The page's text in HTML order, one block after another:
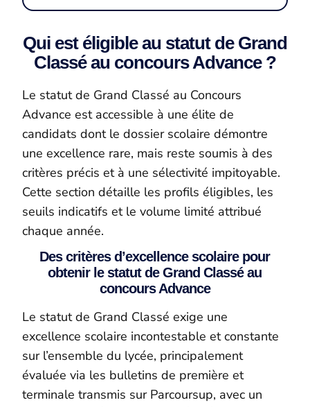
Qui est éligible au statut de Grand
Classé au concours Advance ?
Le statut de Grand Classé au Concours
Advance est accessible à une élite de
candidats dont le dossier scolaire démontre
une excellence rare, mais reste soumis à des
critères précis et à une sélectivité impitoyable.
Cette section détaille les profils éligibles, les
seuils indicatifs et le volume limité attribué
chaque année.
Des critères d’excellence scolaire pour
obtenir le statut de Grand Classé au
concours Advance
Le statut de Grand Classé exige une
excellence scolaire incontestable et constante
sur l’ensemble du lycée, principalement
évaluée via les bulletins de première et
terminale transmis sur Parcoursup, avec un